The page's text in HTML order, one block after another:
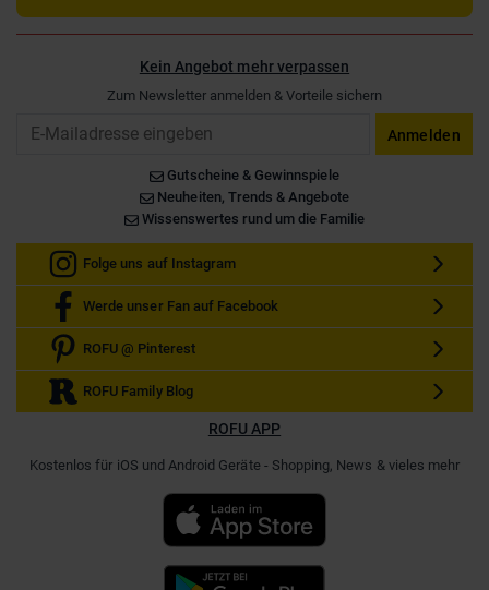
Kein Angebot mehr verpassen
Zum Newsletter anmelden & Vorteile sichern
Anmelden
Gutscheine & Gewinnspiele
Neuheiten, Trends & Angebote
Wissenswertes rund um die Familie
Folge uns auf Instagram
Werde unser Fan auf Facebook
ROFU @ Pinterest
ROFU Family Blog
ROFU APP
Kostenlos für iOS und Android Geräte - Shopping, News & vieles mehr